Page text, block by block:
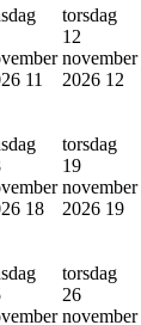
11
torsdag
12
november
2026 12
18
torsdag
19
november
2026 19
torsdag
26
november